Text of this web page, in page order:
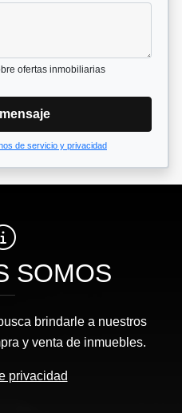
ofertas inmobiliarias
de servicio y privacidad
SOMOS
brindarle a nuestros
y venta de inmuebles.
privacidad